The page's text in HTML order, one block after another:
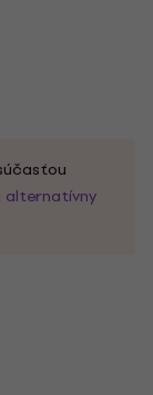
alternatívny